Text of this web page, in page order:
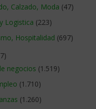
Calzado, Moda (47)
Logistica (223)
Hospitalidad (697)
negocios (1.519)
(1.710)
(1.260)